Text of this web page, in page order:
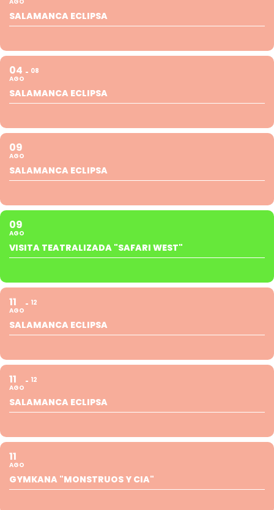
SALAMANCA ECLIPSA
04
AGO
08
SALAMANCA ECLIPSA
09
AGO
SALAMANCA ECLIPSA
09
AGO
VISITA TEATRALIZADA "SAFARI WEST"
11
AGO
12
SALAMANCA ECLIPSA
11
AGO
12
SALAMANCA ECLIPSA
11
AGO
GYMKANA "MONSTRUOS Y CIA"